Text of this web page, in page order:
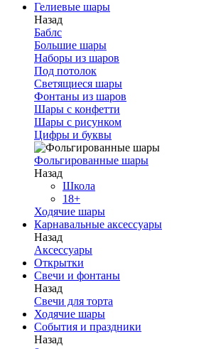
Гелиевые шары
Назад
Баблс
Большие шары
Наборы из шаров
Под потолок
Светящиеся шары
Фонтаны из шаров
Шары с конфетти
Шары с рисунком
Цифры и буквы
Фольгированные шары
Назад
Школа
18+
Ходячие шары
Карнавальные аксессуары
Назад
Аксессуары
Открытки
Свечи и фонтаны
Назад
Свечи для торта
Ходячие шары
События и праздники
Назад